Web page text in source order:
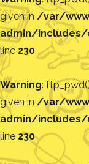
given in /var/
admin/includes/
line 230
Warning:
given in /var/
admin/includes/
line 230